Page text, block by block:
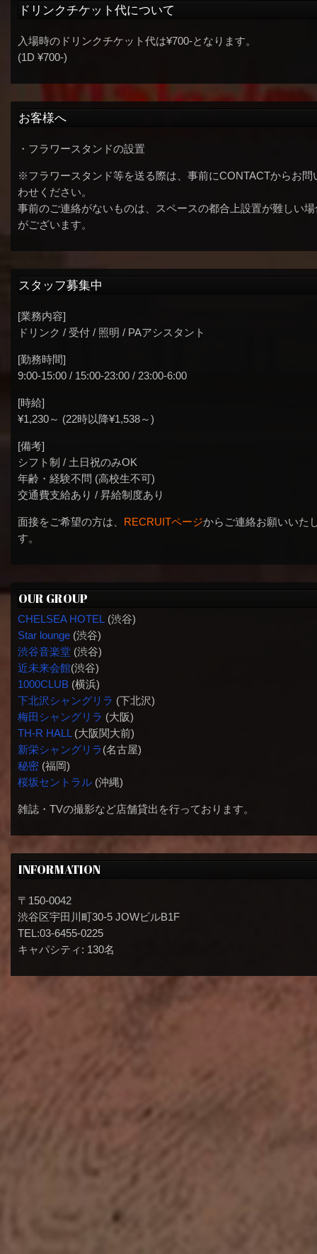
ドリンクチケット代について
入場時のドリンクチケット代は¥700-となります。
(1D ¥700-)
お客様へ
・フラワースタンドの設置
※フラワースタンド等を送る際は、事前にCONTACTからお問
わせください。
事前のご連絡がないものは、スペースの都合上設置が難しい場
がございます。
スタッフ募集中
[業務内容]
ドリンク / 受付 / 照明 / PAアシスタント
[勤務時間]
9:00-15:00 / 15:00-23:00 / 23:00-6:00
[時給]
¥1,230～ (22時以降¥1,538～)
[備考]
シフト制 / 土日祝のみOK
年齢・経験不問 (高校生不可)
交通費支給あり / 昇給制度あり
面接をご希望の方は、 RECRUITページからご連絡お願いいた
す。
OUR GROUP
CHELSEA HOTEL (渋谷)
Star lounge(渋谷)
渋谷音楽堂(渋谷)
近未来会館(渋谷)
1000CLUB(横浜)
下北沢シャングリラ (下北沢)
梅田シャングリラ (大阪)
TH-R HALL(大阪関大前)
新栄シャングリラ(名古屋)
秘密(福岡)
桜坂セントラル(沖縄)
雑誌・TVの撮影など店舗貸出を行っております。
INFORMATION
〒150-0042
渋谷区宇田川町30-5 JOWビルB1F
TEL:03-6455-0225
キャパシティ: 130名